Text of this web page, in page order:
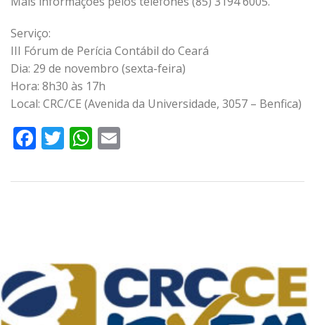
Serviço:
III Fórum de Perícia Contábil do Ceará
Dia: 29 de novembro (sexta-feira)
Hora: 8h30 às 17h
Local: CRC/CE (Avenida da Universidade, 3057 – Benfica)
Facebook
TwitterWhatsApp